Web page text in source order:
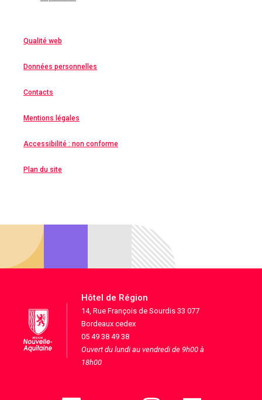
Qualité web
Données personnelles
Contacts
Mentions légales
Accessibilité : non conforme
Plan du site
Hôtel de Région
14, Rue François de Sourdis 33 077
Bordeaux cedex
05 49 38 49 38
Ouvert du lundi au vendredi de 9h00 à
18h00